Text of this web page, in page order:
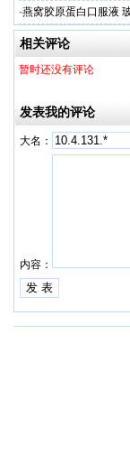
·燕窝胶原蛋白口服液
牌
相关评论
暂时还没有评论
发表我的评论
大名：
内容：